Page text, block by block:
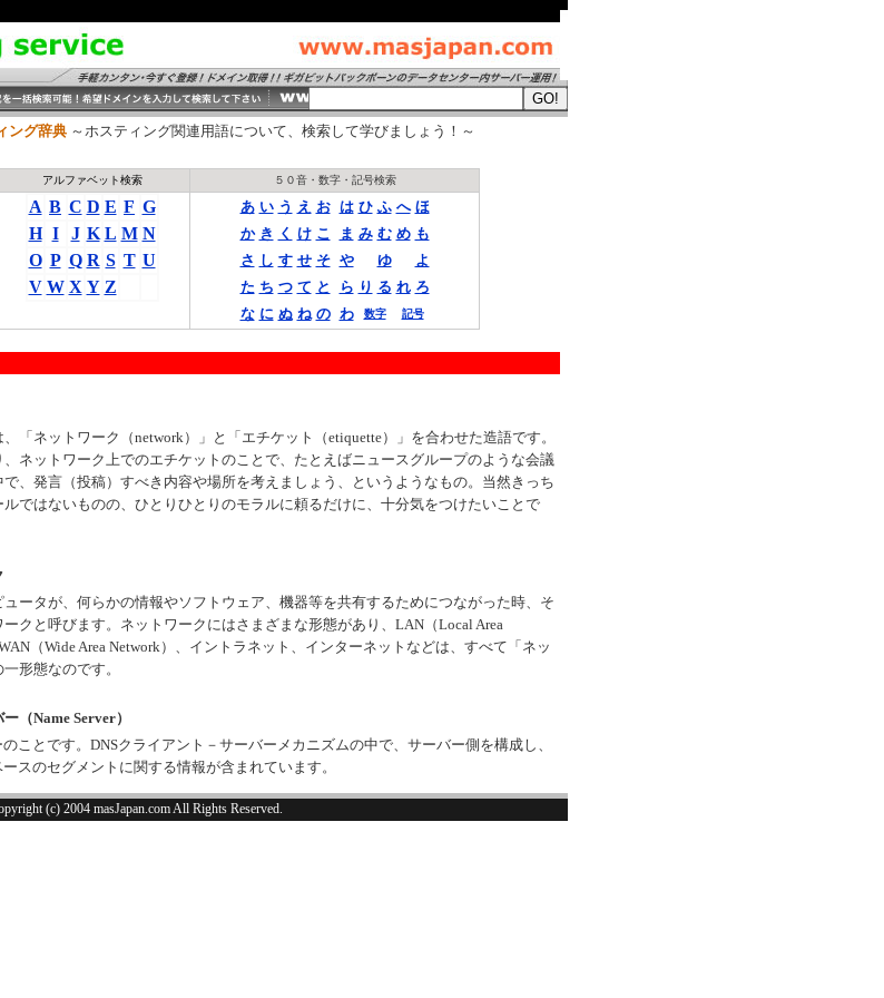
ング辞典 ～ホスティング関連用語について、検索して学びましょう！～
アルファベット検索 ５０音・数字・記号検索
A B C D E F G
H I J K L M N
O P Q R S T U
V W X Y Z
あ い う え お は ひ ふ へ ほ
か き く け こ ま み む め も
さ し す せ そ や ゆ
よ
た ち つ て と ら り る れ ろ
な に ぬ ね の わ 数字 記号
「ネットワーク（network）」と「エチケット（etiquette）」を合わせた造語です。
ネットワーク上でのエチケットのことで、たとえばニュースグループのような会議
で、発言（投稿）すべき内容や場所を考えましょう、というようなもの。当然きっち
ルではないものの、ひとりひとりのモラルに頼るだけに、十分気をつけたいことで
ータが、何らかの情報やソフトウェア、機器等を共有するためにつながった時、そ
クと呼びます。ネットワークにはさまざまな形態があり、LAN（Local Area
（Wide Area Network）、イントラネット、インターネットなどは、すべて「ネッ
形態なのです。
（Name Server）
ことです。DNSクライアント－サーバーメカニズムの中で、サーバー側を構成し、
スのセグメントに関する情報が含まれています。
(c) 2004 masJapan.com All Rights Reserved.